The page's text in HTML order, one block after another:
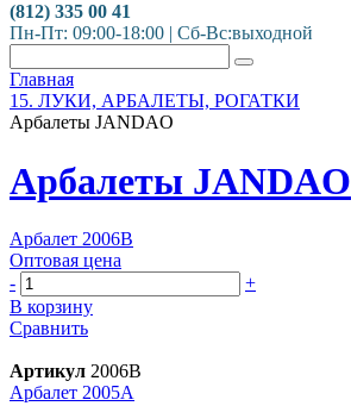
(812) 335 00 41
Пн-Пт: 09:00-18:00 | Сб-Вс:выходной
Главная
15. ЛУКИ, АРБАЛЕТЫ, РОГАТКИ
Арбалеты JANDAO
Арбалеты JANDAO
Арбалет 2006B
Оптовая цена
-
+
В корзину
Сравнить
Артикул 2006B
Арбалет 2005A